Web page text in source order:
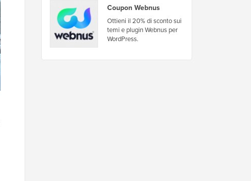
Coupon Webnus
Ottieni il 20% di sconto sui
temi e plugin Webnus per
WordPress.